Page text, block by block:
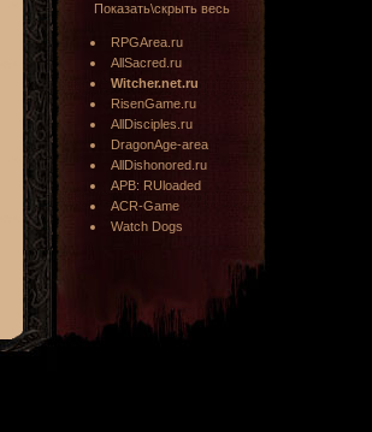
Показать\скрыть весь
RPGArea.ru
AllSacred.ru
Witcher.net.ru
RisenGame.ru
AllDisciples.ru
DragonAge-area
AllDishonored.ru
APB: RUloaded
ACR-Game
Watch Dogs